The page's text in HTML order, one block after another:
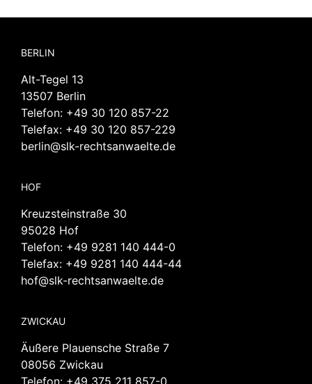
BERLIN
Alt-Tegel 13
13507 Berlin
Telefon: +49 30 120 857-22
Telefax: +49 30 120 857-229
berlin@slk-rechtsanwaelte.de
HOF
Kreuzsteinstraße 30
95028 Hof
Telefon: +49 9281 140 444-0
Telefax: +49 9281 140 444-44
hof@slk-rechtsanwaelte.de
ZWICKAU
Äußere Plauensche Straße 7
08056 Zwickau